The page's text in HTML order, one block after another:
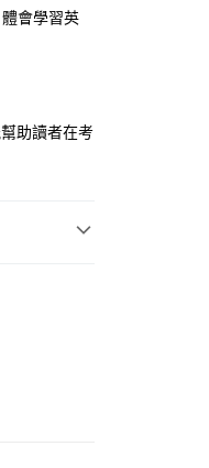
會學習英
助讀者在考